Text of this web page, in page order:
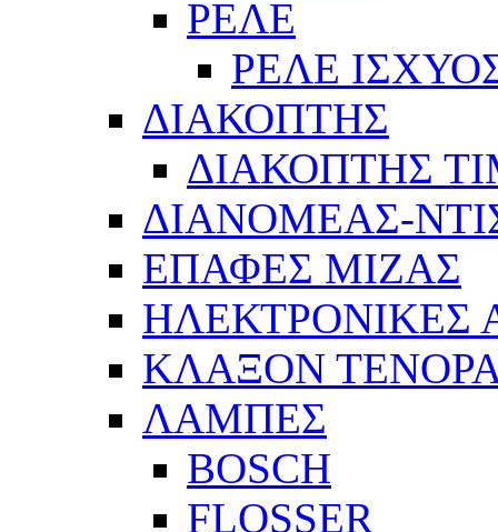
ΡΕΛΕ
ΡΕΛΕ
ΔΙΑΚΟΠΤΗΣ
ΔΙΑΚΟΠΤΗΣ
ΔΙΑΝΟΜΕΑΣ-
ΕΠΑΦΕΣ ΜΙΖΑΣ
ΗΛΕΚΤΡΟΝΙΚΕΣ
ΚΛΑΞΟΝ
ΛΑΜΠΕΣ
BOSCH
FLOSSER